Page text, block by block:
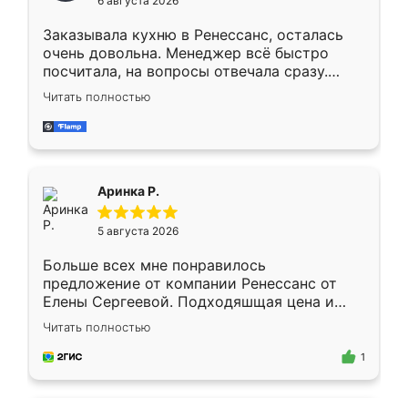
мебели буду заказывать только здесь.
Заказывала кухню в Ренессанс, осталась
очень довольна. Менеджер всё быстро
посчитала, на вопросы отвечала сразу.
Замерщик приехал в субботу, подошёл к
делу со всей ответственностью. Собрали
за день, ребята работали аккуратно, даже
Читать полностью
Аринка Р.
5 августа 2026
Больше всех мне понравилось
предложение от компании Ренессанс от
Елены Сергеевой. Подходяшщая цена и
короткие сроки изготовления. Приехавший
для замера сотрудник Владислав
предложил по моему эскизу самый
Читать полностью
1